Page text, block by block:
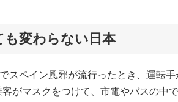
も変わらない日本
スペイン風邪が流行ったとき、運転
がマスクをつけて、市電やバスの中